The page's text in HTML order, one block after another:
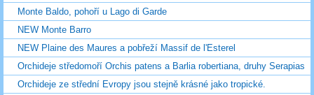
Monte Baldo, pohoří u Lago di Garde
NEW Monte Barro
NEW Plaine des Maures a pobřeží Massif de l'Esterel
Orchideje středomoří Orchis patens a Barlia robertiana, druhy Serapias
Orchideje ze střední Evropy jsou stejně krásné jako tropické.